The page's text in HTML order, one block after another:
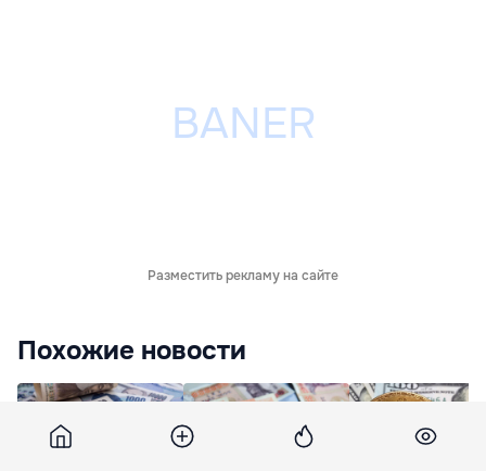
Разместить рекламу на сайте
Похожие новости